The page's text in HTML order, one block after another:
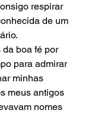
respirar
de um
boa fé por
para admirar
minhas
meus antigos
nomes